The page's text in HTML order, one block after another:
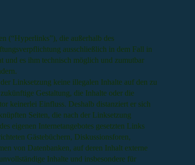
(“Hyperlinks”), die außerhalb des
ausschließlich in dem Fall in
und es ihm technisch möglich und zumutbar
Linksetzung keine illegalen Inhalte auf den zu
Gestaltung, die Inhalte oder die
keinerlei Einfluss. Deshalb distanziert er sich
Seiten, die nach der Linksetzung
eigenen Internetangebotes gesetzten Links
Gästebüchern, Diskussionsforen,
von Datenbanken, auf deren Inhalt externe
Inhalte und insbesondere für